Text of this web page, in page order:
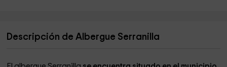
Descripción de Albergue Serranilla